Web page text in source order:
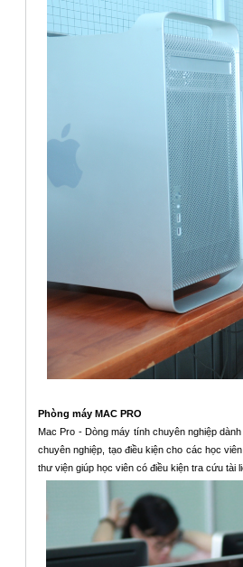
Phòng máy MAC PRO
Mac Pro - Dòng máy tính chuyên nghiệp
chuyên nghiệp, tạo điều kiện cho các học
thư viện giúp học viên có điều kiện tra cứu tài